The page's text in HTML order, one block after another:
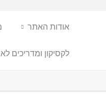
אודות האתר
לקסיקון ומדריכים